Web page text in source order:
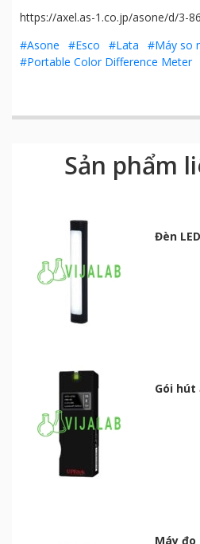
https://axel.as-1.co.jp/asone/d/3-
#Asone
#Esco #Lata
#Máy so
#Portable Color Difference Meter
Sản phẩm
Đèn LED
Gói hút
Máy